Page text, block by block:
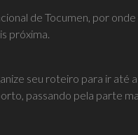
de Tocumen, por
próxima.
seu roteiro para ir até
passando pela parte